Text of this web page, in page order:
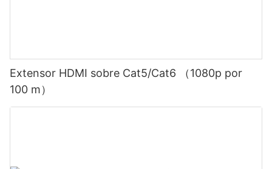
Extensor HDMI sobre Cat5/Cat6 （1080p por
100 m）